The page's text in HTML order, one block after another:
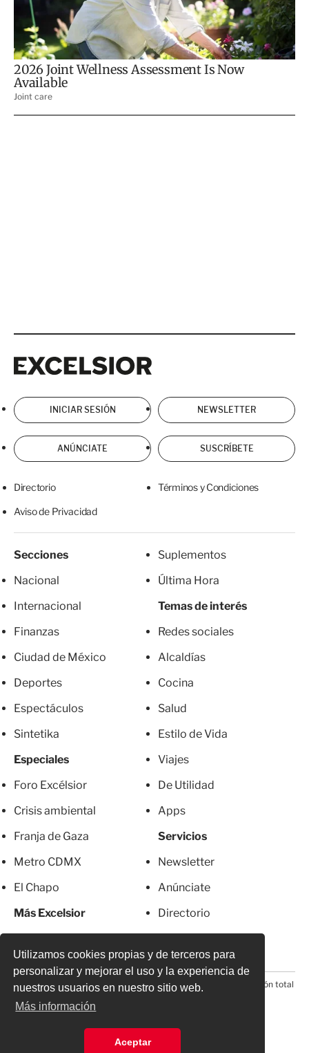
Utilizamos cookies propias y de terceros para
personalizar y mejorar el uso y la experiencia de
nuestros usuarios en nuestro sitio web.
Más información
Aceptar
INICIAR SESIÓN NEWSLETTER
ANÚNCIATE SUSCRÍBETE
Directorio Términos y Condiciones
Aviso de Privacidad
Secciones
Nacional
Internacional
Finanzas
Ciudad de México
Deportes
Espectáculos
Sintetika
Especiales
Foro Excélsior
Crisis ambiental
Franja de Gaza
Metro CDMX
El Chapo
Más Excelsior
Suplementos
Última Hora
Temas de interés
Redes sociales
Alcaldías
Cocina
Salud
Estilo de Vida
Viajes
De Utilidad
Apps
Servicios
Newsletter
Anúnciate
Directorio
© 2026 Todos los derechos reservados. Prohibida la reproducción total
o parcial, incluyendo cualquier medio electrónico*